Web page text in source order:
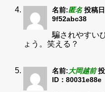
名前:匿名 投稿
9f52abc38
騙されやすい
ょう。笑える？
名前:大岡越前
ID：80031e88e